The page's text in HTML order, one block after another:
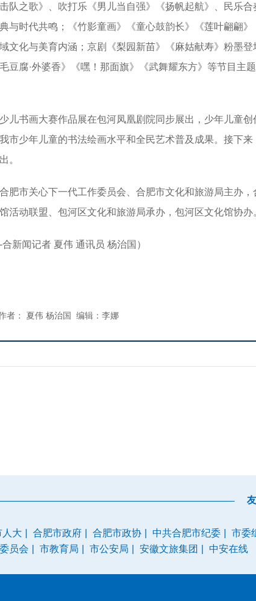
队之歌》、吹打乐《男儿当自强》《扬帆起航》、民乐
与时代共鸣；《竹影童画》《童心鼓韵长》《莲叶翩翩》
文化与美育内涵；京剧《梨园新苗》《麻姑献寿》粉墨
豆腐·外婆香》《嘿！那面旗》《武舞耀东方》等节目主
书画大赛作品展在包河凤凰剧院同步展出，少年儿童创
市少年儿童的书法绘画水平和全民艺术普及成果。接下
。
市关心下一代工作委员会、合肥市文化和旅游局主办，
活动联盟、包河区文化和旅游局承办，包河区文化馆协办
闻记者 夏伟 通讯员 杨治国）
者： 夏伟 杨治国 编辑：李娜
人大 合肥市政府 合肥市政协 中共合肥市纪委 市委
员会 市教育局 市公安局 安徽文旅集团 中安在线